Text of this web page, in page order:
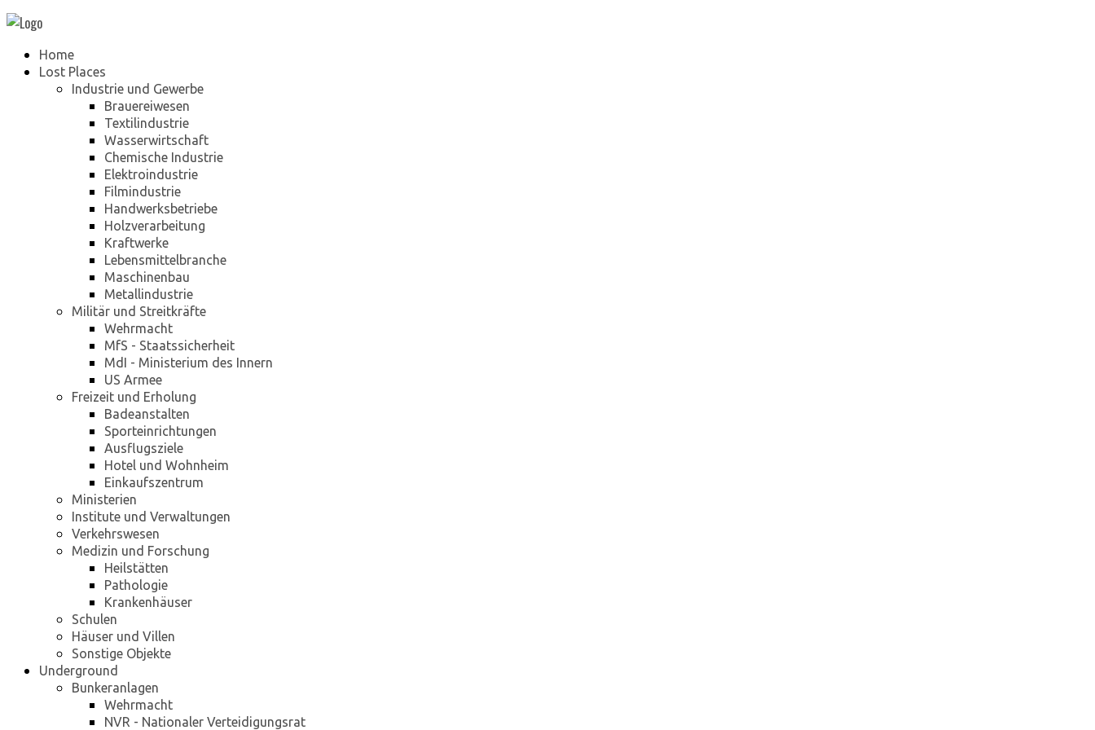
Home
Lost Places
Industrie und Gewerbe
Brauereiwesen
Textilindustrie
Wasserwirtschaft
Chemische Industrie
Elektroindustrie
Filmindustrie
Handwerksbetriebe
Holzverarbeitung
Kraftwerke
Lebensmittelbranche
Maschinenbau
Metallindustrie
Militär und Streitkräfte
Wehrmacht
MfS - Staatssicherheit
MdI - Ministerium des Innern
US Armee
Freizeit und Erholung
Badeanstalten
Sporteinrichtungen
Ausflugsziele
Hotel und Wohnheim
Einkaufszentrum
Ministerien
Institute und Verwaltungen
Verkehrswesen
Medizin und Forschung
Heilstätten
Pathologie
Krankenhäuser
Schulen
Häuser und Villen
Sonstige Objekte
Underground
Bunkeranlagen
Wehrmacht
NVR - Nationaler Verteidigungsrat